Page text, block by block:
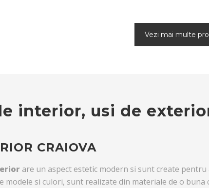
Vezi mai multe
interior, usi de
CRAIOVA
are un aspect estetic modern si sunt create
modele si culori, sunt realizate din materiale de o